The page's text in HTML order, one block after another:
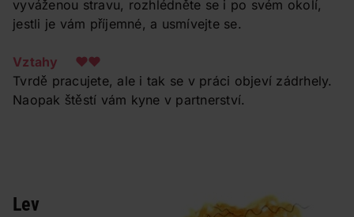
vyváženou stravu, rozhlédněte se i po svém okolí,
jestli je vám příjemné, a usmívejte se.
Vztahy ❤❤
Tvrdě pracujete, ale i tak se v práci objeví zádrhely.
Naopak štěstí vám kyne v partnerství.
Lev